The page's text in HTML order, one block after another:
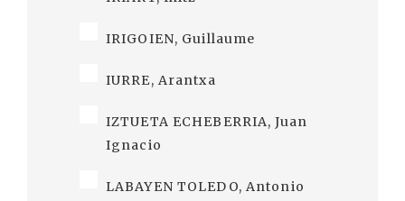
IRIGOIEN, Guillaume
IURRE, Arantxa
IZTUETA ECHEBERRIA, Juan
Ignacio
LABAYEN TOLEDO, Antonio